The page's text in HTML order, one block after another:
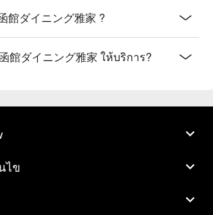
館ダイニング雅家 ?
館ダイニング雅家 ให้บริการ?
ไข